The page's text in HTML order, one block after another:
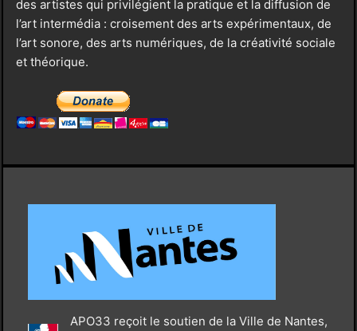
des artistes qui privilégient la pratique et la diffusion de
l’art intermédia : croisement des arts expérimentaux, de
l’art sonore, des arts numériques, de la créativité sociale
et théorique.
APO33 reçoit le soutien de la Ville de Nantes,